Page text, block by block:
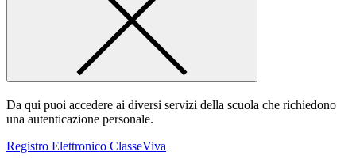
Da qui puoi accedere ai diversi servizi della scuola che richiedono
una autenticazione personale.
Registro Elettronico ClasseViva